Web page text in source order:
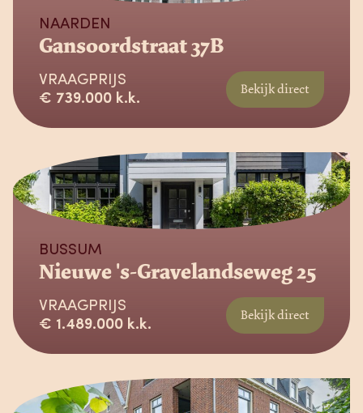
NAARDEN
Gansoordstraat 37B
VRAAGPRIJS
€ 739.000 k.k.
Bekijk direct
Beschikbaar
BUSSUM
Nieuwe 's-Gravelandseweg 25
VRAAGPRIJS
€ 1.489.000 k.k.
Bekijk direct